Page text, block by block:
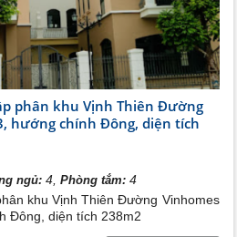
phân khu Vịnh Thiên Đường
hướng chính Đông, diện tích
ngủ: 4,Phòng tắm: 4
khu Vịnh Thiên Đường Vinhomes
Đông, diện tích 238m2